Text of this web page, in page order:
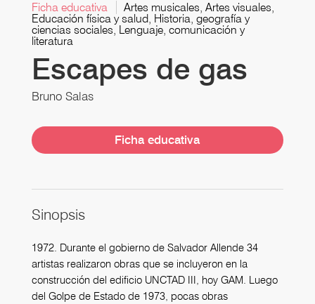
Ficha educativa
Artes musicales, Artes visuales,
Educación física y salud, Historia, geografía y
ciencias sociales, Lenguaje, comunicación y
literatura
Escapes de gas
Bruno Salas
Ficha educativa
Sinopsis
1972. Durante el gobierno de Salvador Allende 34
artistas realizaron obras que se incluyeron en la
construcción del edificio UNCTAD III, hoy GAM. Luego
del Golpe de Estado de 1973, pocas obras